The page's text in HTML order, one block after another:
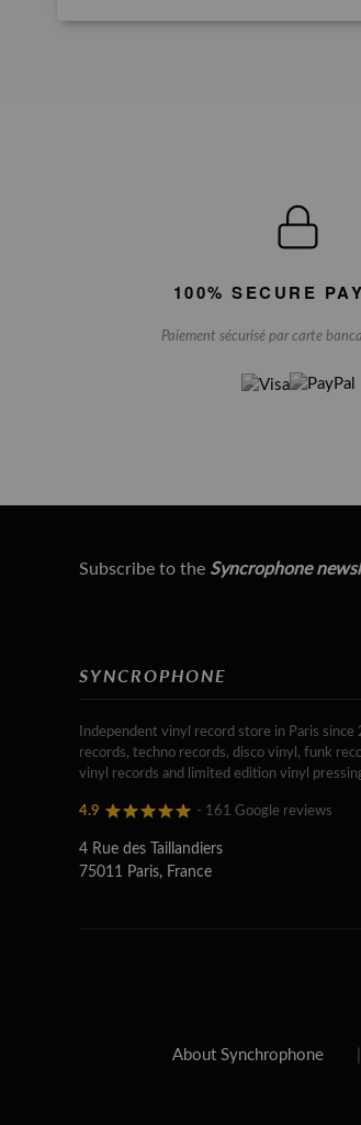
100% SECURE
Paiement sécurisé par carte
Subscribe to the Syncrophone
SYNCROPHONE
Independent vinyl record store in Paris since
records, techno records, disco vinyl, funk
vinyl records and limited edition vinyl
4.9 - 161 Google reviews
4 Rue des Taillandiers
75011 Paris, France
About Synchrophone |